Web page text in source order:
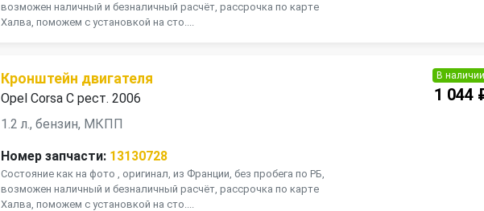
возможен наличный и безналичный расчёт, рассрочка по карте
Халва, поможем с установкой на сто....
Кронштейн двигателя
Opel Corsa C рест. 2006
1.2 л., бензин, МКПП
Номер запчасти: 13130728
Состояние как на фото , оригинал, из Франции, без пробега по РБ,
возможен наличный и безналичный расчёт, рассрочка по карте
Халва, поможем с установкой на сто....
В наличии
1 044